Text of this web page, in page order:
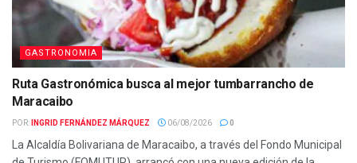
GASTRONOMIA
Ruta Gastronómica busca al mejor tumbarrancho de
Maracaibo
POR: INGRID FERNÁNDEZ MÁRQUEZ 06/08/2026 0
La Alcaldía Bolivariana de Maracaibo, a través del Fondo Municipal